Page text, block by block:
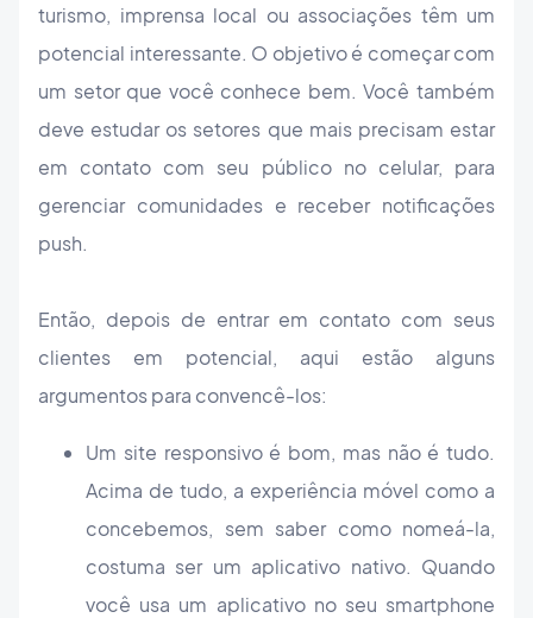
turismo, imprensa local ou associações têm um
potencial interessante. O objetivo é começar com
um setor que você conhece bem. Você também
deve estudar os setores que mais precisam estar
em contato com seu público no celular, para
gerenciar comunidades e receber notificações
push.
Então, depois de entrar em contato com seus
clientes em potencial, aqui estão alguns
argumentos para convencê-los:
Um site responsivo é bom, mas não é tudo.
Acima de tudo, a experiência móvel como a
concebemos, sem saber como nomeá-la,
costuma ser um aplicativo nativo. Quando
você usa um aplicativo no seu smartphone